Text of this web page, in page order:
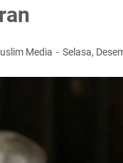
Media Selasa,